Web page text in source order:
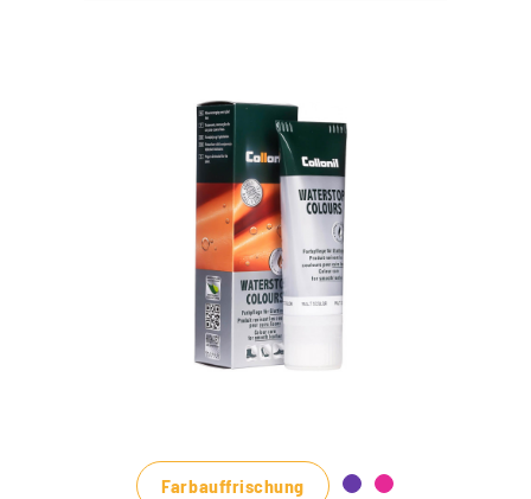
Farbige Pflege- und
Imprägniercreme
pflegt alle Glattleder und HighTech-
Materialien mit Imprägnier-Effekt
nährt das Leder, hält es strapazierfähig
Farbauffrischung